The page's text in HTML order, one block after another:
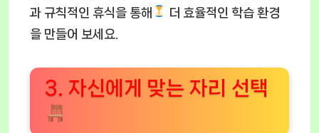
과 규칙적인 휴식을 통해
더 효율적인 학습 환경
을 만들어 보세요.
3. 자신에게 맞는 자리 선택